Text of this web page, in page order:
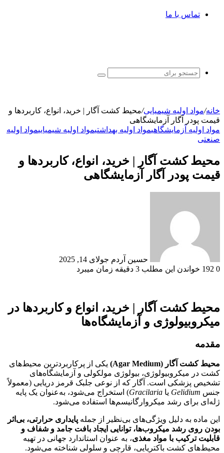
تماس با ما
جستجو
خانه/مواد اولیه شیمیایی/محیط کشت آگار | خرید، انواع، کاربردها و
قیمت پودر آگار آزمایشگاهی
مواد اولیه آزمایشگاهیمواد اولیه بهداشتیمواد اولیه شیمیاییمواد اولیه
صنعتی
محیط کشت آگار | خرید، انواع، کاربردها و
قیمت پودر آگار آزمایشگاهی
حسین آردم جولای 14, 2025
0
خواندن این مطلب 3 دقیقه زمان میبرد
محیط کشت آگار | خرید، انواع و کاربردها در
میکروبیولوژی و آزمایشگاه‌ها
مقدمه
محیط کشت آگار (Agar Medium)
یکی از پرکاربردترین محیط‌های
کشت در میکروبیولوژی، بیولوژی مولکولی و آزمایشگاه‌های
تشخیص پزشکی است. آگار که از نوعی جلبک قرمز دریایی (معمولاً
جنس Gelidium یا Gracilaria) استخراج می‌شود، به‌عنوان یک پایه
ژله‌ای برای رشد میکروارگانیسم‌ها استفاده می‌شود.
این ماده به دلیل ویژگی‌های بی‌نظیر از جمله پایداری حرارتی، بی‌اثر
بودن روی رشد میکروب‌ها، توانایی ایجاد بافت جامد و شفاف و
قابلیت ترکیب با مواد مغذی، به عنوان استاندارد جهانی در تهیه
محیط‌های کشت باکتریایی، قارچی و سلولی شناخته می‌شود.